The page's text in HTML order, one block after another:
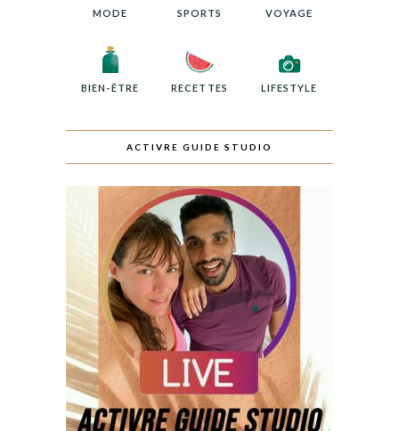
MODE SPORTS VOYAGE
BIEN-ÊTRE RECETTES LIFESTYLE
ACTIVRE GUIDE STUDIO